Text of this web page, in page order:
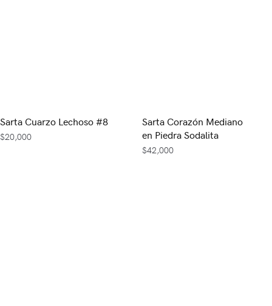
Sarta Cuarzo Lechoso #8
$20,000
Sarta Corazón Mediano
en Piedra Sodalita
$42,000